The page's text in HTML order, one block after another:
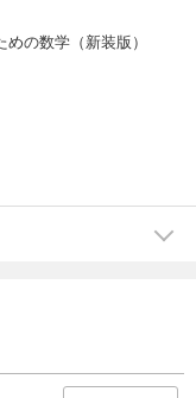
の数学（新装版）